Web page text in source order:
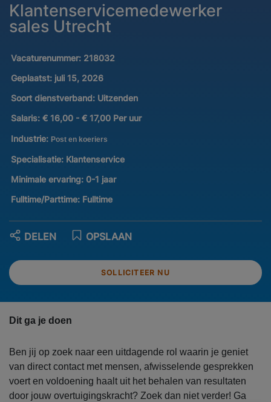
Klantenservicemedewerker
sales Utrecht
Vacaturenummer: 218032
Geplaatst: juli 15, 2026
Soort dienstverband: Uitzenden
Salaris: € 16,00 - € 17,00 Per uur
Industrie: Post en koeriers
Specialisatie: Klantenservice
Minimale ervaring: 0-1 jaar
Fulltime/Parttime: Fulltime
SOLLICITEER NU
OPSLAAN
DELEN
Dit ga je doen
Ben jij op zoek naar een uitdagende rol waarin je geniet
van direct contact met mensen, afwisselende gesprekken
voert en voldoening haalt uit het behalen van resultaten
door jouw overtuigingskracht? Zoek dan niet verder! Ga